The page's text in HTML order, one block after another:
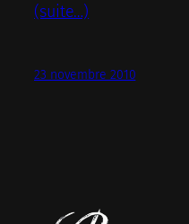
(suite…)
23 novembre 2010